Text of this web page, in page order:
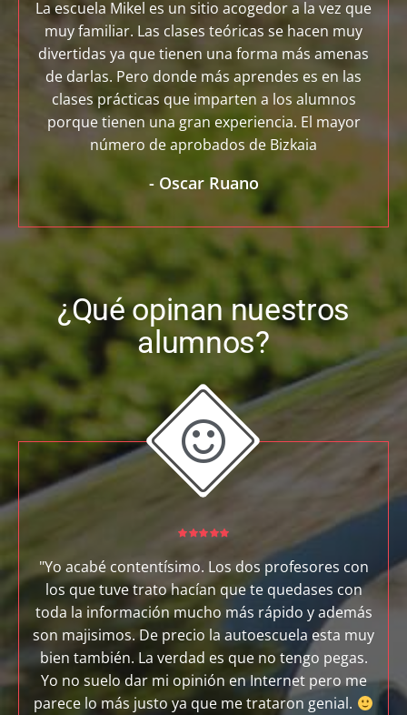
La escuela Mikel es un sitio acogedor a la vez que
muy familiar. Las clases teóricas se hacen muy
divertidas ya que tienen una forma más amenas
de darlas. Pero donde más aprendes es en las
clases prácticas que imparten a los alumnos
porque tienen una gran experiencia. El mayor
número de aprobados de Bizkaia
- Oscar Ruano
¿Qué opinan nuestros
alumnos?
"Yo acabé contentísimo. Los dos profesores con
los que tuve trato hacían que te quedases con
toda la información mucho más rápido y además
son majisimos. De precio la autoescuela esta muy
bien también. La verdad es que no tengo pegas.
Yo no suelo dar mi opinión en Internet pero me
parece lo más justo ya que me trataron genial.